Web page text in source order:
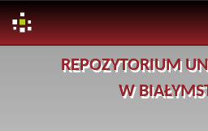
REPOZYTORIUM
W